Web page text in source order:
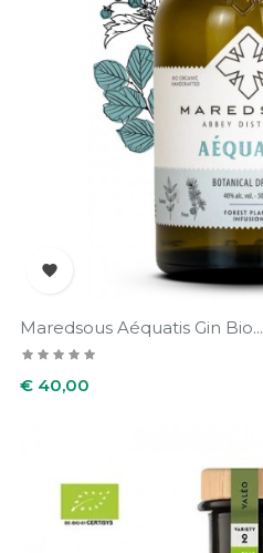

Maredsous Aéquatis Gin Bio...
Prijs
€ 40,00